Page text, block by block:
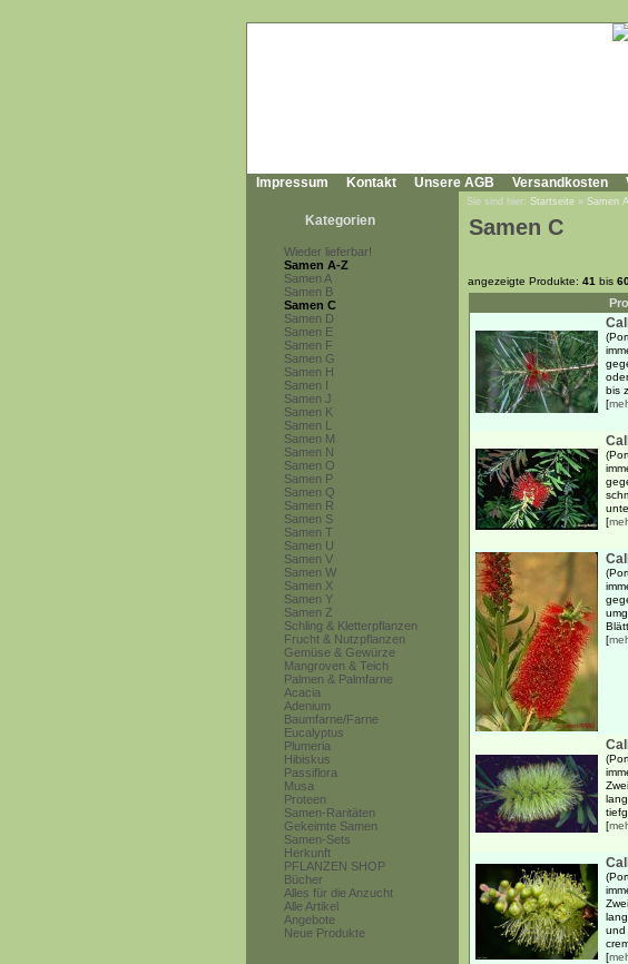
Impressum Kontakt Unsere AGB Versandkosten
Kategorien
Wieder lieferbar!
Samen A-Z
Samen A
Samen B
Samen C
Samen D
Samen E
Samen F
Samen G
Samen H
Samen I
Samen J
Samen K
Samen L
Samen M
Samen N
Samen O
Samen P
Samen Q
Samen R
Samen S
Samen T
Samen U
Samen V
Samen W
Samen X
Samen Y
Samen Z
Schling & Kletterpflanzen
Frucht & Nutzpflanzen
Gemüse & Gewürze
Mangroven & Teich
Palmen & Palmfarne
Acacia
Adenium
Baumfarne/Farne
Eucalyptus
Plumeria
Hibiskus
Passiflora
Musa
Proteen
Samen-Raritäten
Gekeimte Samen
Samen-Sets
Herkunft
PFLANZEN SHOP
Bücher
Alles für die Anzucht
Alle Artikel
Angebote
Neue Produkte
Sie sind hier: Startseite » Samen
Samen C
angezeigte Produkte: 41 bis
bis
[
[
[
[
und
[